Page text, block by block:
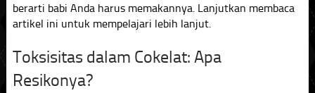
berarti babi Anda harus memakannya. Lanjutkan membaca
artikel ini untuk mempelajari lebih lanjut.
Toksisitas dalam Cokelat: Apa
Resikonya?